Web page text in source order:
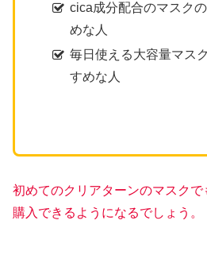
cica成分配合のマスク
めな人
毎日使える大容量マス
すめな人
初めてのクリアターンのマスク
購入できるようになるでしょう。